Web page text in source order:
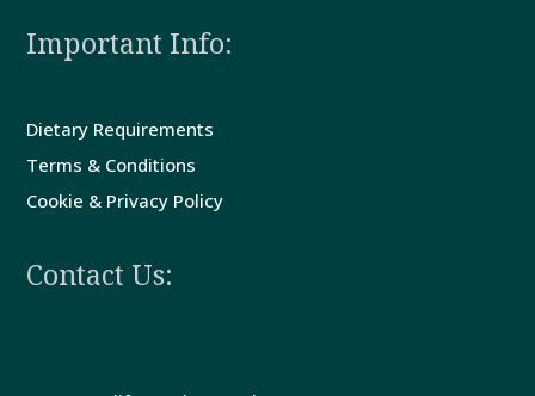
Important Info:
Dietary Requirements
Terms & Conditions
Cookie & Privacy Policy
Contact Us: